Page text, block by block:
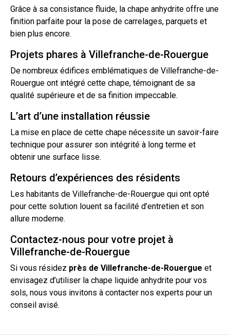
Grâce à sa consistance fluide, la chape anhydrite offre une
finition parfaite pour la pose de carrelages, parquets et
bien plus encore.
Projets phares à Villefranche-de-Rouergue
De nombreux édifices emblématiques de Villefranche-de-
Rouergue ont intégré cette chape, témoignant de sa
qualité supérieure et de sa finition impeccable.
L’art d’une installation réussie
La mise en place de cette chape nécessite un savoir-faire
technique pour assurer son intégrité à long terme et
obtenir une surface lisse.
Retours d’expériences des résidents
Les habitants de Villefranche-de-Rouergue qui ont opté
pour cette solution louent sa facilité d’entretien et son
allure moderne.
Contactez-nous pour votre projet à
Villefranche-de-Rouergue
Si vous résidez près de Villefranche-de-Rouergue et
envisagez d’utiliser la chape liquide anhydrite pour vos
sols, nous vous invitons à contacter nos experts pour un
conseil avisé.